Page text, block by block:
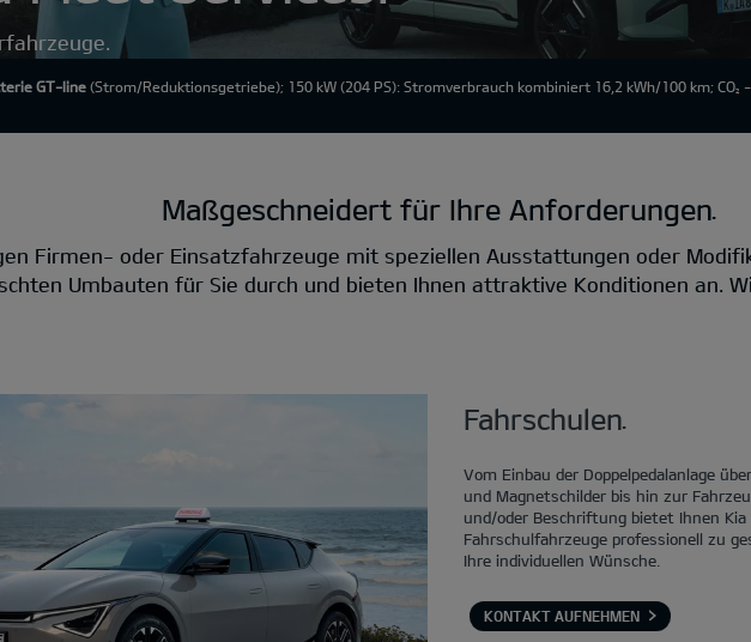
GT-line (Strom/Reduktionsgetriebe); 150 kW (204 PS): Stromverbrauch kombiniert 16,2 kWh/100 km; CO2
Maßgeschneidert für Ihre Anforderungen.
Firmen- oder Einsatzfahrzeuge mit speziellen Ausstattungen oder
Umbauten für Sie durch und bieten Ihnen attraktive Konditionen an.
Fahrschulen.
Vom Einbau der Doppelpedalanlage
und Magnetschilder bis hin zur
und/oder Beschriftung bietet Ihnen
Fahrschulfahrzeuge professionell zu
Ihre individuellen Wünsche.
KONTAKT AUFNEHMEN